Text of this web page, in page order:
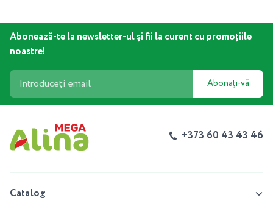
Abonează-te la newsletter-ul și fii la curent cu promoțiile
noastre!
Abonați-vă
+373 60 43 43 46
Catalog